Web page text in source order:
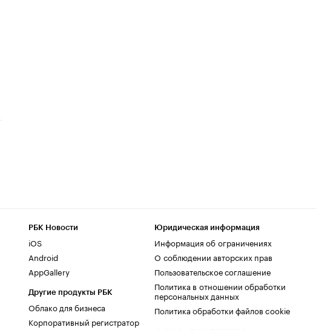
РБК Новости
iOS
Android
AppGallery
Другие продукты РБК
Облако для бизнеса
Корпоративный регистратор
Юридическая информация
Информация об ограничениях
О соблюдении авторских прав
Пользовательское соглашение
Политика в отношении обработки
персональных данных
Политика обработки файлов cookie